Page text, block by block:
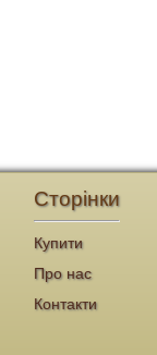
Сторінки
Купити
Про нас
Контакти